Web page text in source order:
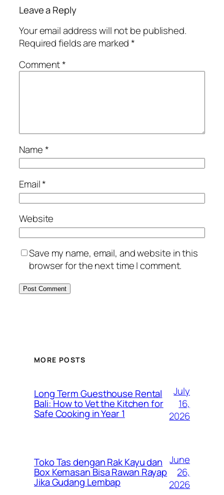
Leave a Reply
Your email address will not be published.
Required fields are marked*
Comment*
Name*
Email*
Website
Save my name, email, and website in this
browser for the next time I comment.
MORE POSTS
Long Term Guesthouse Rental
Bali: How to Vet the Kitchen for
Safe Cooking in Year 1
July
16,
2026
Toko Tas dengan Rak Kayu dan
Box Kemasan Bisa Rawan Rayap
Jika Gudang Lembap
June
26,
2026